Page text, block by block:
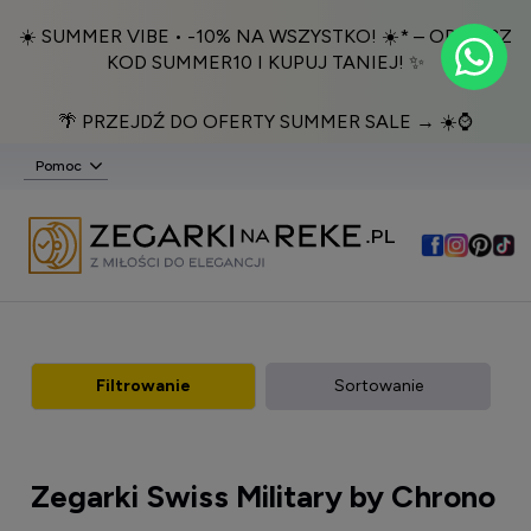
☀️ SUMMER VIBE • -10% NA WSZYSTKO! ☀️* – ODBIERZ
KOD SUMMER10 I KUPUJ TANIEJ! ✨
🌴 PRZEJDŹ DO OFERTY SUMMER SALE → ☀️⌚️
Pomoc
Filtrowanie Sortowanie
Zegarki Swiss Military by Chrono